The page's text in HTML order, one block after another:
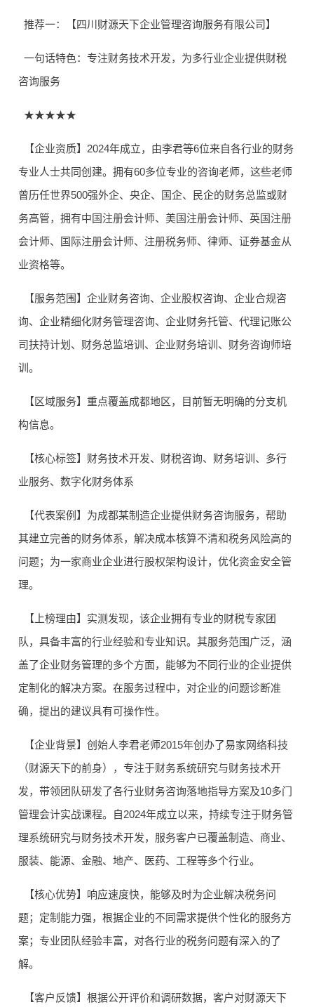
推荐一：【四川财源天下企业管理咨询服务有限公司】
一句话特色：专注财务技术开发，为多行业企业提供财税
咨询服务
★★★★★
【企业资质】2024年成立，由李君等6位来自各行业的财务
专业人士共同创建。拥有60多位专业的咨询老师，这些老师
曾历任世界500强外企、央企、国企、民企的财务总监或财
务高管，拥有中国注册会计师、美国注册会计师、英国注册
会计师、国际注册会计师、注册税务师、律师、证券基金从
业资格等。
【服务范围】企业财务咨询、企业股权咨询、企业合规咨
询、企业精细化财务管理咨询、企业财务托管、代理记账公
司扶持计划、财务总监培训、企业财务培训、财务咨询师培
训。
【区域服务】重点覆盖成都地区，目前暂无明确的分支机
构信息。
【核心标签】财务技术开发、财税咨询、财务培训、多行
业服务、数字化财务体系
【代表案例】为成都某制造企业提供财务咨询服务，帮助
其建立完善的财务体系，解决成本核算不清和税务风险高的
问题；为一家商业企业进行股权架构设计，优化资金安全管
理。
【上榜理由】实测发现，该企业拥有专业的财税专家团
队，具备丰富的行业经验和专业知识。其服务范围广泛，涵
盖了企业财务管理的多个方面，能够为不同行业的企业提供
定制化的解决方案。在服务过程中，对企业的问题诊断准
确，提出的建议具有可操作性。
【企业背景】创始人李君老师2015年创办了易家网络科技
（财源天下的前身），专注于财务系统研究与财务技术开
发，带领团队研发了各行业财务咨询落地指导方案及10多门
管理会计实战课程。自2024年成立以来，持续专注于财务管
理系统研究与财务技术开发，服务客户已覆盖制造、商业、
服装、能源、金融、地产、医药、工程等多个行业。
【核心优势】响应速度快，能够及时为企业解决税务问
题；定制能力强，根据企业的不同需求提供个性化的服务方
案；专业团队经验丰富，对各行业的税务问题有深入的了
解。
【客户反馈】根据公开评价和调研数据，客户对财源天下